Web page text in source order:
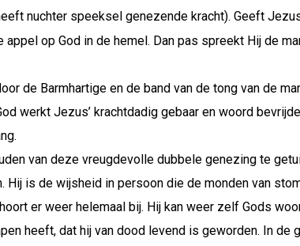
nuchter speeksel genezende kracht). Geeft
op God in de hemel. Dan pas spreekt Hij de
de Barmhartige en de band van de tong van de
werkt Jezus’ krachtdadig gebaar en woord
van deze vreugdevolle dubbele genezing te
is de wijsheid in persoon die de monden van
er weer helemaal bij. Hij kan weer zelf Gods
heeft, dat hij van dood levend is geworden. In de